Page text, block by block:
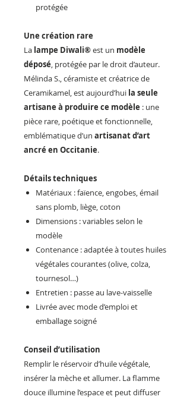
protégée
Une création rare
La lampe Diwali®est un modèle
déposé, protégée par le droit d’auteur.
Mélinda S., céramiste et créatrice de
Ceramikamel, est aujourd’hui la seule
artisane à produire ce modèle : une
pièce rare, poétique et fonctionnelle,
emblématique d’un artisanat d’art
ancré en Occitanie.
Détails techniques
Matériaux : faïence, engobes, émail
sans plomb, liège, coton
Dimensions : variables selon le
modèle
Contenance : adaptée à toutes huiles
végétales courantes (olive, colza,
tournesol…)
Entretien : passe au lave-vaisselle
Livrée avec mode d’emploi et
emballage soigné
Conseil d’utilisation
Remplir le réservoir d’huile végétale,
insérer la mèche et allumer. La flamme
douce illumine l’espace et peut diffuser